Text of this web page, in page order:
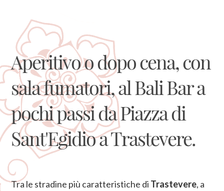
Aperitivo o dopo cena, con
sala fumatori, al Bali Bar a
pochi passi da Piazza di
Sant'Egidio a Trastevere.
Tra le stradine più caratteristiche di Trastevere, a